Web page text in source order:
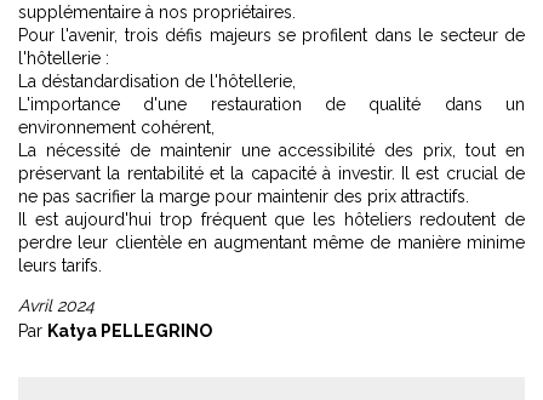
supplémentaire à nos propriétaires.
Pour l'avenir, trois défis majeurs se profilent dans le secteur de
l'hôtellerie :
La déstandardisation de l'hôtellerie,
L'importance d'une restauration de qualité dans un
environnement cohérent,
La nécessité de maintenir une accessibilité des prix, tout en
préservant la rentabilité et la capacité à investir. Il est crucial de
ne pas sacrifier la marge pour maintenir des prix attractifs.
Il est aujourd'hui trop fréquent que les hôteliers redoutent de
perdre leur clientèle en augmentant même de manière minime
leurs tarifs.
Avril 2024
Par Katya PELLEGRINO